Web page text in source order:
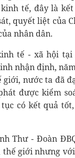
tế, đây là
quyết liệt của
nhân dân.
tế - xã hội
nhận định,
nước ta đã
được kiểm
có kết quả
Thư - Đoàn
giới nhưng